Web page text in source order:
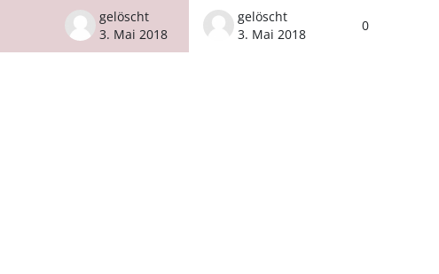
gelöscht
3. Mai 2018
gelöscht
3. Mai 2018
0